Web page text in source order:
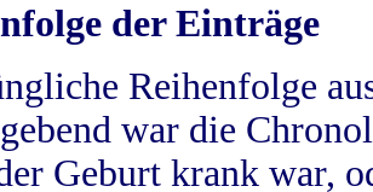
der Einträge
Reihenfolge
war die
Geburt krank war,